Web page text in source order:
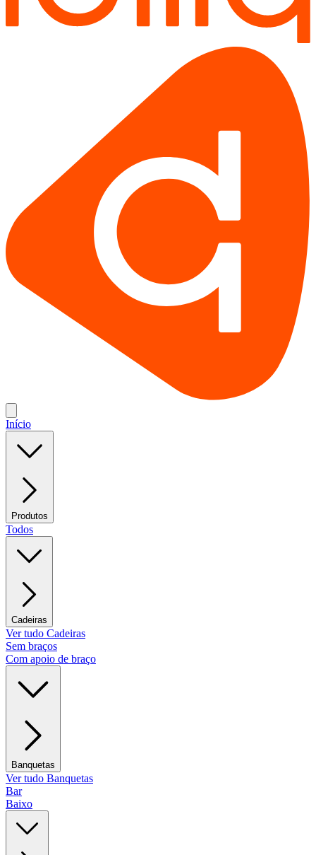
Início
Produtos
Todos
Cadeiras
Ver tudo Cadeiras
Sem braços
Com apoio de braço
Banquetas
Ver tudo Banquetas
Bar
Baixo